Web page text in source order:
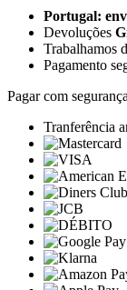
Portugal:
Devoluções
Trabalhamos
Pagamento
Pagar com
Tranferência